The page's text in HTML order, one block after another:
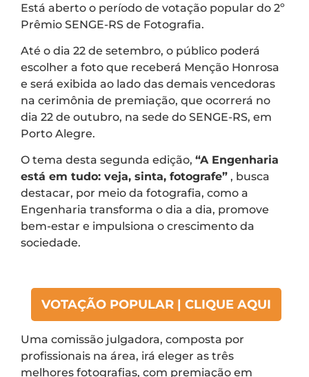
Está aberto o período de votação popular do 2º
Prêmio SENGE-RS de Fotografia.
Até o dia 22 de setembro, o público poderá
escolher a foto que receberá Menção Honrosa
e será exibida ao lado das demais vencedoras
na cerimônia de premiação, que ocorrerá no
dia 22 de outubro, na sede do SENGE-RS, em
Porto Alegre.
O tema desta segunda edição, “A Engenharia
está em tudo: veja, sinta, fotografe” , busca
destacar, por meio da fotografia, como a
Engenharia transforma o dia a dia, promove
bem-estar e impulsiona o crescimento da
sociedade.
VOTAÇÃO POPULAR | CLIQUE AQUI
Uma comissão julgadora, composta por
profissionais na área, irá eleger as três
melhores fotografias, com premiação em